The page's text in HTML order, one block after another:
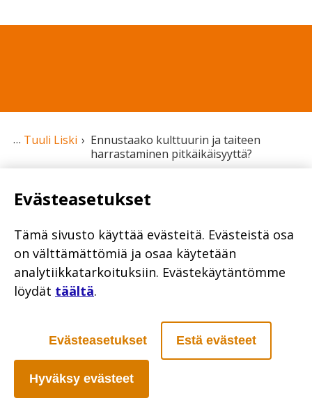
Tuuli Liski
Ennustaako kulttuurin ja taiteen
harrastaminen pitkäikäisyyttä?
Julkaistu 11.11.2020
Ennustaako kulttuurin
ja taiteen
harrastaminen
pitkäikäisyyttä?
Evästeasetukset
Tämä sivusto käyttää evästeitä. Evästeistä osa
on välttämättömiä ja osaa käytetään
analytiikkatarkoituksiin. Evästekäytäntömme
löydät täältä.
Evästeasetukset Estä evästeet
Hyväksy evästeet